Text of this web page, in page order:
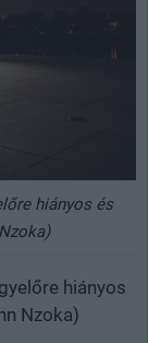
hiányos és
hiányos
Nzoka)